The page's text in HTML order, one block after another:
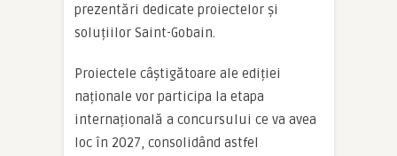
prezentări dedicate proiectelor și
soluțiilor Saint-Gobain.
Proiectele câștigătoare ale ediției
naționale vor participa la etapa
internațională a concursului ce va avea
loc în 2027, consolidând astfel